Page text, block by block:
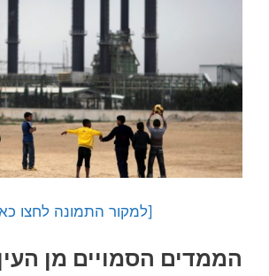
[למקור התמונה לחצו
הממדים הסמויים מן